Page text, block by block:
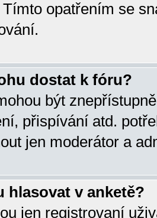
opatřením se
dostat k fóru?
být
přispívání atd.
jen moderátor a
hlasovat v anketě?
jen registrovaní